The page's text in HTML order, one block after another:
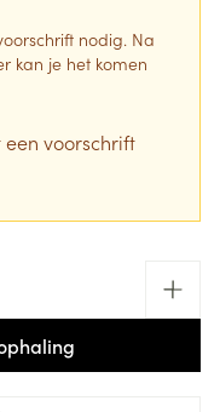
nodig. Na
kan je het komen
voorschrift